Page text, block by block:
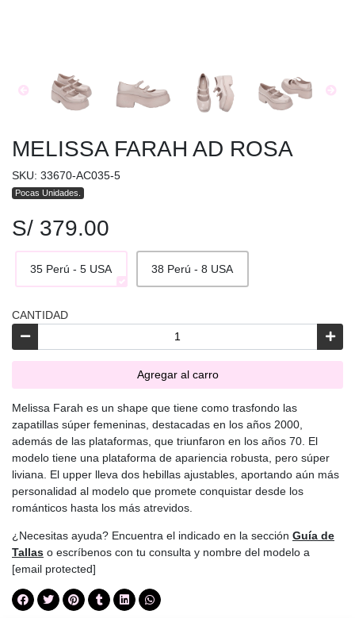
MELISSA FARAH AD ROSA
SKU: 33670-AC035-5
Pocas Unidades.
S/ 379.00
35 Perú - 5 USA 38 Perú - 8 USA
CANTIDAD
Agregar al carro
Melissa Farah es un shape que tiene como trasfondo las
zapatillas súper femeninas, destacadas en los años 2000,
además de las plataformas, que triunfaron en los años 70. El
modelo tiene una plataforma de apariencia robusta, pero súper
liviana. El upper lleva dos hebillas ajustables, aportando aún más
personalidad al modelo que promete conquistar desde los
románticos hasta los más atrevidos.
¿Necesitas ayuda? Encuentra el indicado en la sección Guía de
Tallas o escríbenos con tu consulta y nombre del modelo a
[email protected]